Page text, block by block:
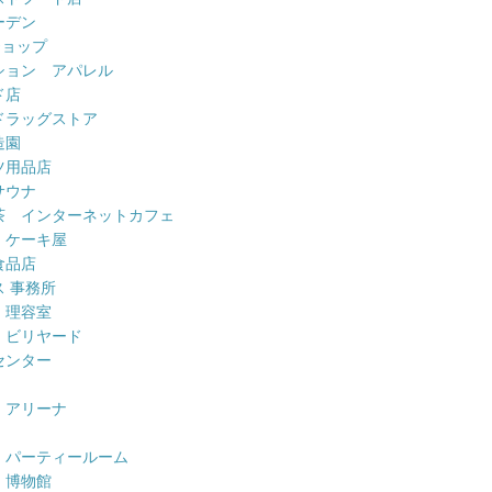
デン
ップ
ョン アパレル
店
ッグストア
用品店
ナ
インターネットカフェ
ーキ屋
品店
事務所
容室
リヤード
ンター
リーナ
ーティールーム
物館